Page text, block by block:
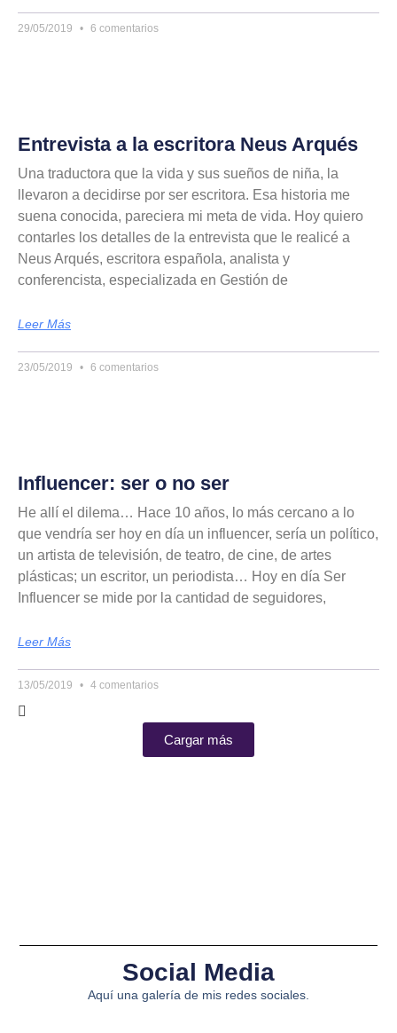
29/05/2019 6 comentarios
Entrevista a la escritora Neus Arqués
Una traductora que la vida y sus sueños de niña, la
llevaron a decidirse por ser escritora. Esa historia me
suena conocida, pareciera mi meta de vida. Hoy quiero
contarles los detalles de la entrevista que le realicé a
Neus Arqués, escritora española, analista y
conferencista, especializada en Gestión de
Leer Más
23/05/2019 6 comentarios
Influencer: ser o no ser
He allí el dilema… Hace 10 años, lo más cercano a lo
que vendría ser hoy en día un influencer, sería un político,
un artista de televisión, de teatro, de cine, de artes
plásticas; un escritor, un periodista… Hoy en día Ser
Influencer se mide por la cantidad de seguidores,
Leer Más
13/05/2019 4 comentarios
Cargar más
Social Media
Aquí una galería de mis redes sociales.